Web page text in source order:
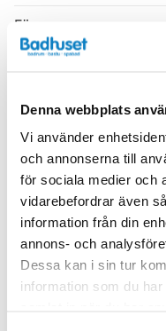
Denna webbplats
Vi använder
och annonserna till
för sociala medier och
vidarebefordrar även
information från din
annons- och
Dessa kan i sin tur
information som du
Färg
Produkttyp
Serie
Utförande
Varumärke
SKU:
MPN: 914063